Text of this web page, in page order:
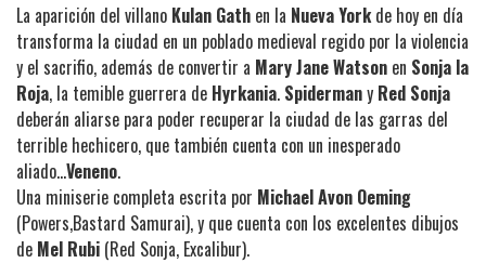
La aparición del villano Kulan Gath en la Nueva Yorkde hoy en día
transforma la ciudad en un poblado medieval regido por la violencia
y el sacrifio, además de convertir a Mary Jane Watson en Sonja la
Roja, la temible guerrera de Hyrkania. Spidermany Red Sonja
deberán aliarse para poder recuperar la ciudad de las garras del
terrible hechicero, que también cuenta con un inesperado
aliado...Veneno.
Una miniserie completa escrita por Michael Avon Oeming
(Powers,Bastard Samurai), y que cuenta con los excelentes dibujos
de Mel Rubi (Red Sonja, Excalibur).